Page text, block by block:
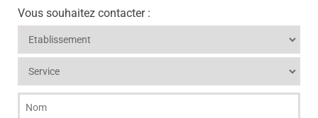
Vous souhaitez contacter :